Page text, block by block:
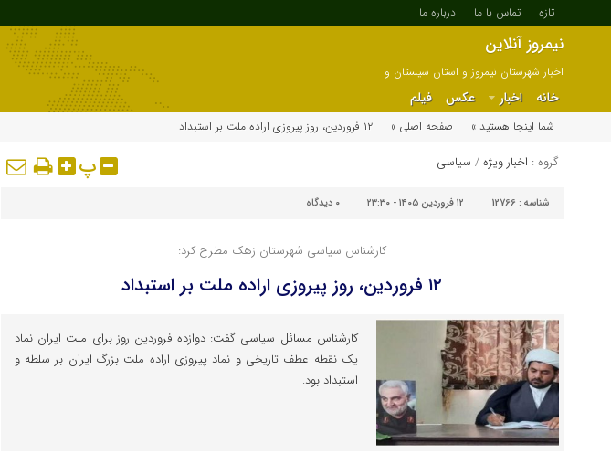
تازه تماس با ما درباره ما
نیمروز آنلاین
اخبار شهرستان نیمروز و استان سیستان و
بلوچستان
خانه اخبار عکس فیلم
شما اینجا هستید »
صفحه اصلی » ۱۲ فروردین، روز پیروزی اراده ملت بر استبداد
گروه : اخبار ویژه/ سیاسی پ
شناسه : 12766 ۱۲ فروردین ۱۴۰۵ - ۲۳:۳۰ ۰ دیدگاه
کارشناس سیاسی شهرستان زهک مطرح کرد:
۱۲ فروردین، روز پیروزی اراده ملت بر استبداد
کارشناس مسائل سیاسی گفت: دوازده فروردین روز برای ملت ایران نماد
یک نقطه عطف تاریخی و نماد پیروزی اراده ملت بزرگ ایران بر سلطه و
استبداد بود.